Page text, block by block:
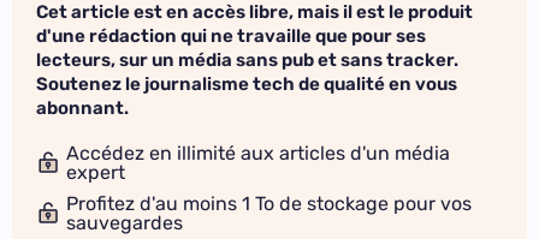
Cet article est en accès libre, mais il est le produit
d'une rédaction qui ne travaille que pour ses
lecteurs, sur un média sans pub et sans tracker.
Soutenez le journalisme tech de qualité en vous
abonnant.
Accédez en illimité aux articles d'un média
expert
Profitez d'au moins 1 To de stockage pour vos
sauvegardes